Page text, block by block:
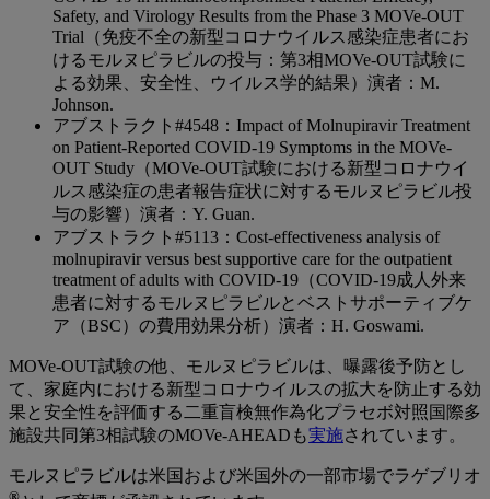
Safety, and Virology Results from the Phase 3 MOVe-OUT
Trial（免疫不全の新型コロナウイルス感染症患者にお
けるモルヌピラビルの投与：第3相MOVe-OUT試験に
よる効果、安全性、ウイルス学的結果）演者：M.
Johnson.
アブストラクト#4548：Impact of Molnupiravir Treatment
on Patient-Reported COVID-19 Symptoms in the MOVe-
OUT Study（MOVe-OUT試験における新型コロナウイ
ルス感染症の患者報告症状に対するモルヌピラビル投
与の影響）演者：Y. Guan.
アブストラクト#5113：Cost-effectiveness analysis of
molnupiravir versus best supportive care for the outpatient
treatment of adults with COVID-19（COVID-19成人外来
患者に対するモルヌピラビルとベストサポーティブケ
ア（BSC）の費用効果分析）演者：H. Goswami.
MOVe-OUT試験の他、モルヌピラビルは、曝露後予防とし
て、家庭内における新型コロナウイルスの拡大を防止する効
果と安全性を評価する二重盲検無作為化プラセボ対照国際多
施設共同第3相試験のMOVe-AHEADも実施されています。
モルヌピラビルは米国および米国外の一部市場でラゲブリオ